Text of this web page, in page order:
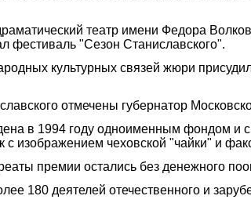
театр имени Федора
фестиваль "Сезон Станиславского".
культурных связей жюри
отмечены губернатор
в 1994 году одноименным фондом и
с изображением чеховской "чайки" и
премии остались без денежного
180 деятелей отечественного и